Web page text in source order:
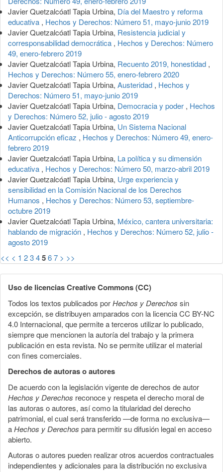
Javier Quetzalcóatl Tapia Urbina, Día del Maestro y reforma
educativa , Hechos y Derechos: Número 51, mayo-junio 2019
Javier Quetzalcóatl Tapia Urbina, Resistencia judicial y
corresponsabilidad democrática , Hechos y Derechos: Número
49, enero-febrero 2019
Javier Quetzalcóatl Tapia Urbina, Recuento 2019, honestidad ,
Hechos y Derechos: Número 55, enero-febrero 2020
Javier Quetzalcóatl Tapia Urbina, Austeridad , Hechos y
Derechos: Número 51, mayo-junio 2019
Javier Quetzalcóatl Tapia Urbina, Democracia y poder , Hechos
y Derechos: Número 52, julio - agosto 2019
Javier Quetzalcóatl Tapia Urbina, Un Sistema Nacional
Anticorrupción eficaz , Hechos y Derechos: Número 49, enero-
febrero 2019
Javier Quetzalcóatl Tapia Urbina, La política y su dimensión
educativa , Hechos y Derechos: Número 50, marzo-abril 2019
Javier Quetzalcóatl Tapia Urbina, Urge experiencia y
sensibilidad en la Comisión Nacional de los Derechos
Humanos , Hechos y Derechos: Número 53, septiembre-
octubre 2019
Javier Quetzalcóatl Tapia Urbina, México, cantera universitaria:
hablando de migración , Hechos y Derechos: Número 52, julio -
agosto 2019
<< < 1 234567 > >>
Uso de licencias Creative Commons (CC)
Todos los textos publicados porHechos y Derechos sin
excepción, se distribuyen amparados con la licencia CC BY-NC
4.0 Internacional, que permite a terceros utilizar lo publicado,
siempre que mencionen la autoría del trabajo y la primera
publicación en esta revista. No se permite utilizar el material
con fines comerciales.
Derechos de autoras o autores
De acuerdo con la legislación vigente de derechos de autor
Hechos y Derechos reconoce y respeta el derecho moral de
las autoras o autores, así como la titularidad del derecho
patrimonial, el cual será transferido —de forma no exclusiva—
aHechos y Derechos para permitir su difusión legal en acceso
abierto.
Autoras o autores pueden realizar otros acuerdos contractuales
independientes y adicionales para la distribución no exclusiva